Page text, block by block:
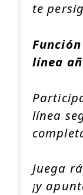
te
línea
línea
Juega
¡y